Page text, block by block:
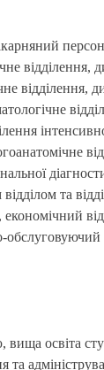
відділення,
відділення,
та
економічний
вища освіта
та